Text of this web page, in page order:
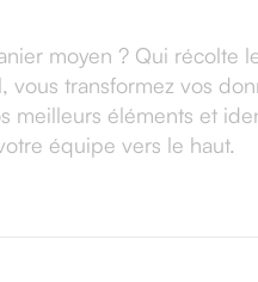
moyen ? Qui récolte
vous transformez vos
meilleurs éléments et
équipe vers le haut.